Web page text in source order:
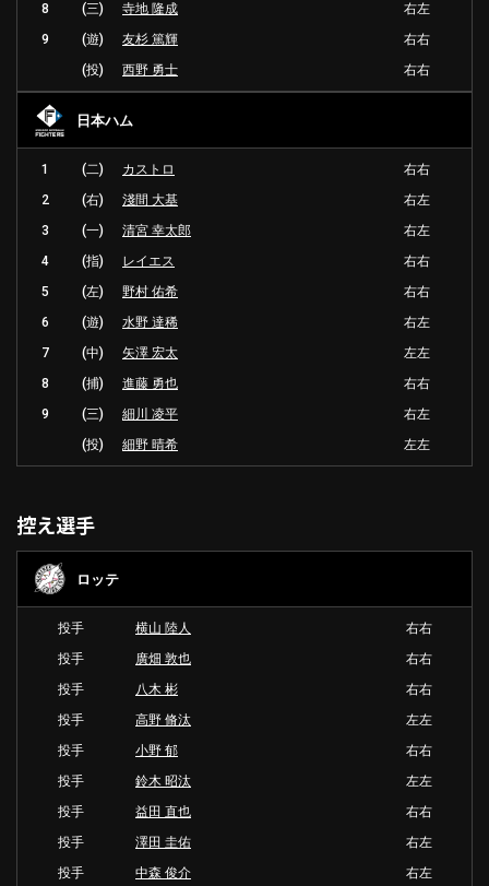
8
(三) 寺地 隆成
右左
9
(遊) 友杉 篤輝
右右
(投)
西野 勇士 右右
日本ハム
1 (二) カストロ
右右
2
(右) 淺間 大基
右左
3
(一) 清宮 幸太郎
右左
4
(指) レイエス
右右
5
(左) 野村 佑希
右右
6
(遊) 水野 達稀
右左
7
(中) 矢澤 宏太
左左
8
(捕) 進藤 勇也
右右
9
(三) 細川 凌平
右左
(投)
細野 晴希 左左
控え選手
ロッテ
投手 横山 陸人
右右
投手
廣畑 敦也
右右
投手
八木 彬
右右
投手
高野 脩汰
左左
投手
小野 郁
右右
投手
鈴木 昭汰
左左
投手
益田 直也
右右
投手
澤田 圭佑
右左
投手
中森 俊介
右左